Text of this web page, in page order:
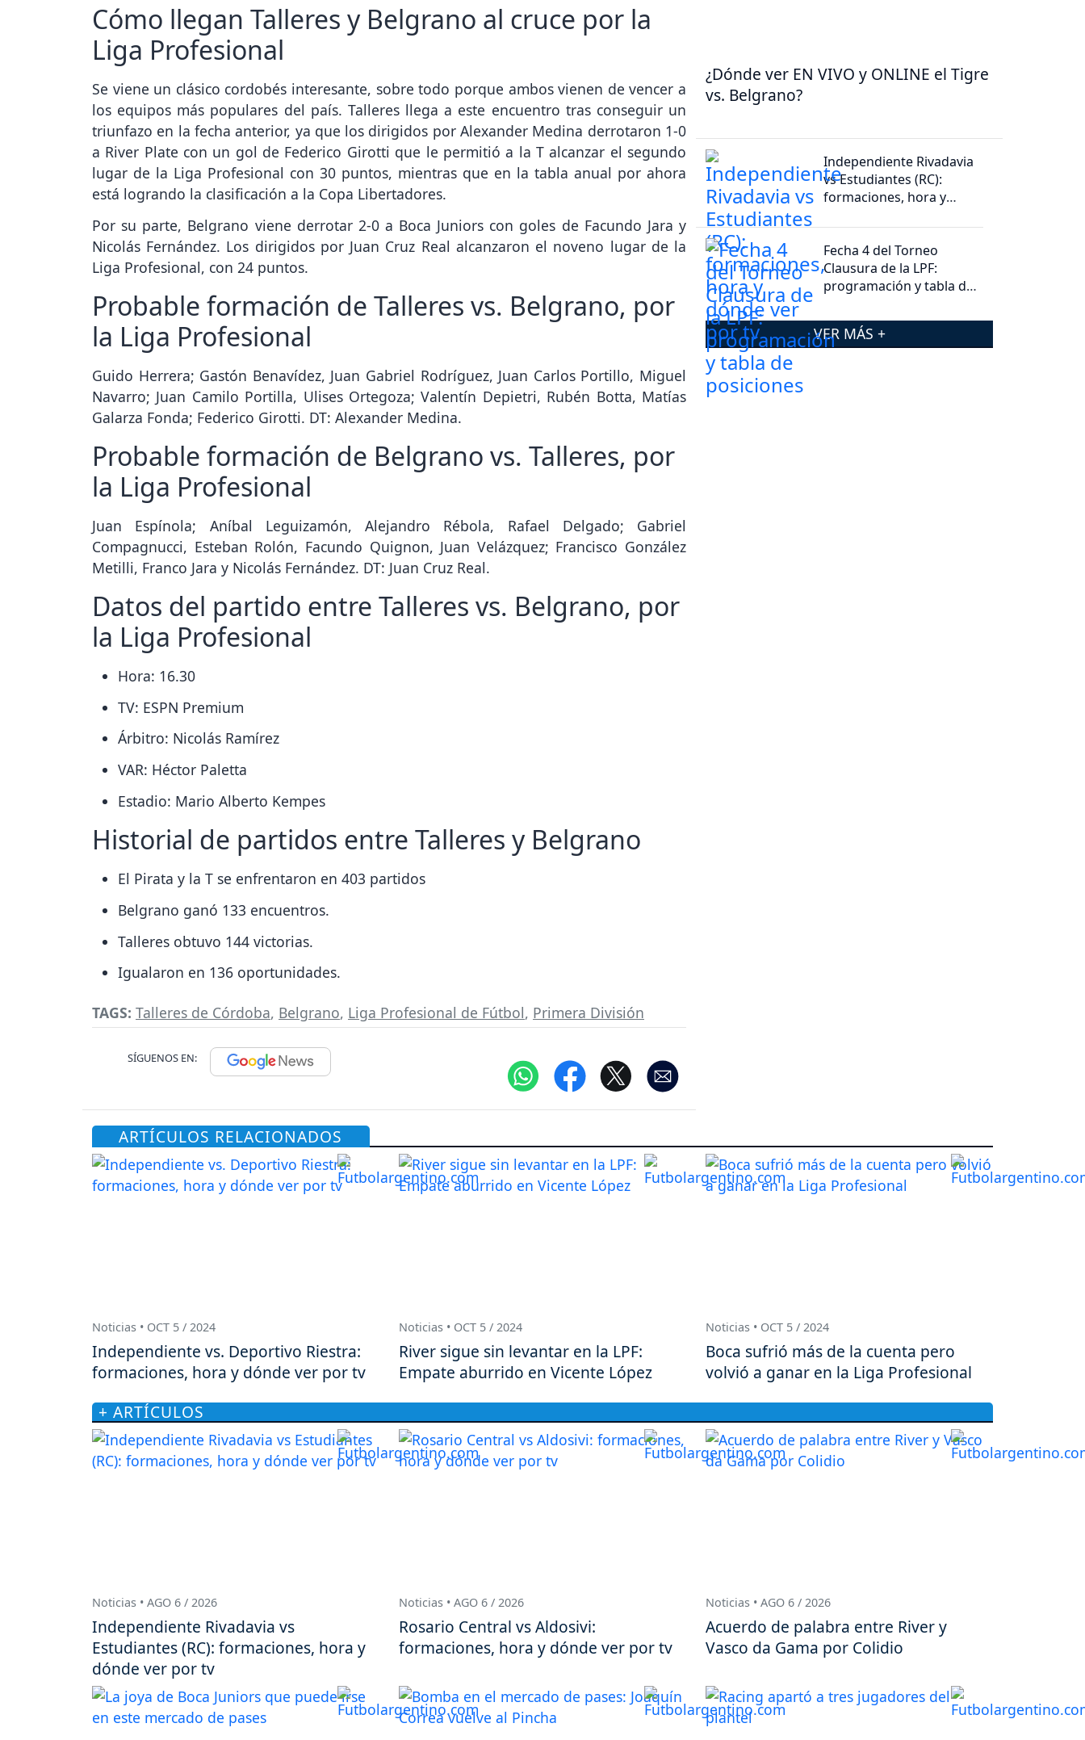
Cómo llegan Talleres y Belgrano al cruce por la
Liga Profesional
Se viene un clásico cordobés interesante, sobre todo porque ambos vienen de vencer a
los equipos más populares del país. Talleres llega a este encuentro tras conseguir un
triunfazo en la fecha anterior, ya que los dirigidos por Alexander Medina derrotaron 1-0
a River Plate con un gol de Federico Girotti que le permitió a la T alcanzar el segundo
lugar de la Liga Profesional con 30 puntos, mientras que en la tabla anual por ahora
está logrando la clasificación a la Copa Libertadores.
Por su parte, Belgrano viene derrotar 2-0 a Boca Juniors con goles de Facundo Jara y
Nicolás Fernández. Los dirigidos por Juan Cruz Real alcanzaron el noveno lugar de la
Liga Profesional, con 24 puntos.
Probable formación de Talleres vs. Belgrano, por
la Liga Profesional
Guido Herrera; Gastón Benavídez, Juan Gabriel Rodríguez, Juan Carlos Portillo, Miguel
Navarro; Juan Camilo Portilla, Ulises Ortegoza; Valentín Depietri, Rubén Botta, Matías
Galarza Fonda; Federico Girotti. DT: Alexander Medina.
Probable formación de Belgrano vs. Talleres, por
la Liga Profesional
Juan Espínola; Aníbal Leguizamón, Alejandro Rébola, Rafael Delgado; Gabriel
Compagnucci, Esteban Rolón, Facundo Quignon, Juan Velázquez; Francisco González
Metilli, Franco Jara y Nicolás Fernández. DT: Juan Cruz Real.
Datos del partido entre Talleres vs. Belgrano, por
la Liga Profesional
Hora: 16.30
TV: ESPN Premium
Árbitro: Nicolás Ramírez
VAR: Héctor Paletta
Estadio: Mario Alberto Kempes
Historial de partidos entre Talleres y Belgrano
El Pirata y la T se enfrentaron en 403 partidos
Belgrano ganó 133 encuentros.
Talleres obtuvo 144 victorias.
Igualaron en 136 oportunidades.
TAGS: Talleres de Córdoba, Belgrano, Liga Profesional de Fútbol, Primera División
SÍGUENOS EN:
¿Dónde ver EN VIVO y ONLINE el Tigre
vs. Belgrano?
Independiente Rivadavia
vs Estudiantes (RC):
formaciones, hora y
Fecha 4 del Torneo
Clausura de la LPF:
programación y tabla de
VER MÁS +
ARTÍCULOS RELACIONADOS
Noticias • OCT 5 / 2024
Independiente vs. Deportivo Riestra:
formaciones, hora y dónde ver por tv
Noticias • OCT 5 / 2024
River sigue sin levantar en la LPF:
Empate aburrido en Vicente López
Noticias • OCT 5 / 2024
Boca sufrió más de la cuenta pero
volvió a ganar en la Liga Profesional
+ ARTÍCULOS
Noticias • AGO 6 / 2026
Independiente Rivadavia vs
Estudiantes (RC): formaciones, hora y
dónde ver por tv
Noticias • AGO 6 / 2026
Rosario Central vs Aldosivi:
formaciones, hora y dónde ver por tv
Noticias • AGO 6 / 2026
Acuerdo de palabra entre River y
Vasco da Gama por Colidio